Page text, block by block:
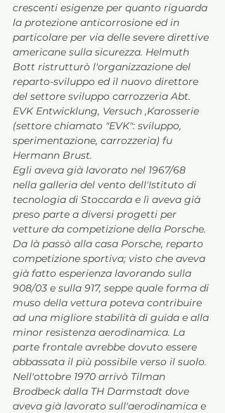
crescenti esigenze per quanto riguarda
la protezione anticorrosione ed in
particolare per via delle severe direttive
americane sulla sicurezza. Helmuth
Bott ristrutturò l'organizzazione del
reparto-sviluppo ed il nuovo direttore
del settore sviluppo carrozzeria Abt.
EVK Entwicklung, Versuch ,Karosserie
(settore chiamato "EVK": sviluppo,
sperimentazione, carrozzeria) fu
Hermann Brust.
Egli aveva già lavorato nel 1967/68
nella galleria del vento dell'Istituto di
tecnologia di Stoccarda e lì aveva già
preso parte a diversi progetti per
vetture da competizione della Porsche.
Da là passò alla casa Porsche, reparto
competizione sportiva; visto che aveva
già fatto esperienza lavorando sulla
908/03 e sulla 917, seppe quale forma di
muso della vettura poteva contribuire
ad una migliore stabilità di guida e alla
minor resistenza aerodinamica. La
parte frontale avrebbe dovuto essere
abbassata il più possibile verso il suolo.
Nell'ottobre 1970 arrivò Tilman
Brodbeck dalla TH Darmstadt dove
aveva già lavorato sull'aerodinamica e